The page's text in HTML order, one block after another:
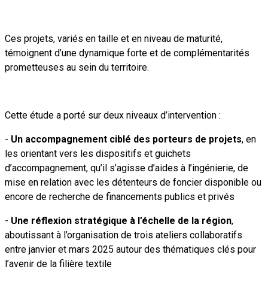
Ces projets, variés en taille et en niveau de maturité,
témoignent d’une dynamique forte et de complémentarités
prometteuses au sein du territoire.
Cette étude a porté sur deux niveaux d’intervention :
- Un accompagnement ciblé des porteurs de projets, en
les orientant vers les dispositifs et guichets
d’accompagnement, qu’il s’agisse d’aides à l’ingénierie, de
mise en relation avec les détenteurs de foncier disponible ou
encore de recherche de financements publics et privés
- Une réflexion stratégique à l’échelle de la région,
aboutissant à l’organisation de trois ateliers collaboratifs
entre janvier et mars 2025 autour des thématiques clés pour
l’avenir de la filière textile